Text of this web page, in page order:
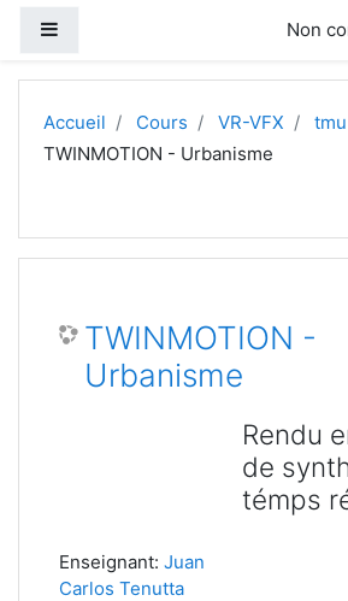
Non
Accueil Cours VR-VFX tmu
TWINMOTION - Urbanisme
TWINMOTION -
Urbanisme
Rendu
de
témps
Enseignant: Juan
Carlos Tenutta